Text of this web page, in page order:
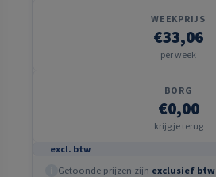
WEEKPRIJS
€33,06
per week
BORG
€0,00
krijg je terug
excl. btw
Getoonde prijzen zijn exclusief btw